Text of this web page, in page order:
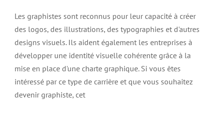
graphiste,
guide
idéal
Les graphistes sont reconnus pour leur capacité à créer
des logos, des illustrations, des typographies et d'autres
designs visuels. Ils aident également les entreprises à
développer une identité visuelle cohérente grâce à la
mise en place d'une charte graphique. Si vous êtes
intéressé par ce type de carrière et que vous souhaitez
devenir graphiste, cet